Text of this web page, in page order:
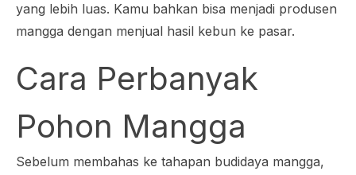
yang lebih luas. Kamu bahkan bisa menjadi produsen
mangga dengan menjual hasil kebun ke pasar.
Cara Perbanyak
Pohon Mangga
Sebelum membahas ke tahapan budidaya mangga,